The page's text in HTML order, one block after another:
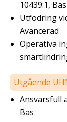
10439:1, Bas
Utfodring
Avancerad
Operativa
Utgående
Ansvarsfull
Bas